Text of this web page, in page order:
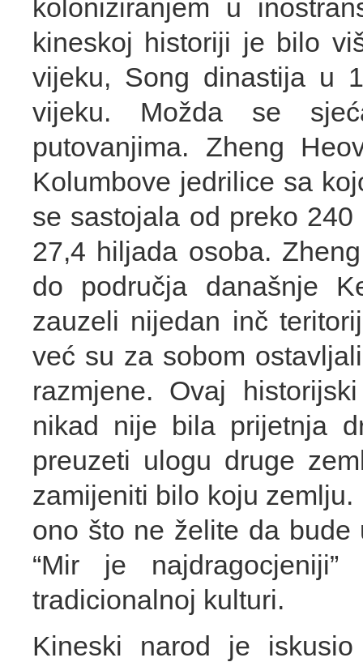
koloniziranjem u
kineskoj historiji je bilo
vijeku, Song dinastija u
vijeku. Možda se
putovanjima. Zheng
Kolumbove jedrilice sa
se sastojala od preko
27,4 hiljada osoba.
do područja današnje
zauzeli nijedan inč
već su za sobom
razmjene. Ovaj
nikad nije bila prijetnja
preuzeti ulogu druge
zamijeniti bilo koju
ono što ne želite da bude
“Mir je
tradicionalnoj kulturi.
Kineski narod je